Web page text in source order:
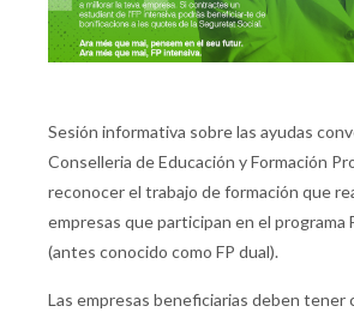
Sesión informativa sobre las ayudas
Conselleria de Educación y Formación
reconocer el trabajo de formación que
empresas que participan en el programa
(antes conocido como FP dual).
Las empresas beneficiarias deben tener